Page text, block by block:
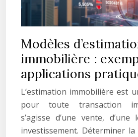
Modèles
immobilière :
applications
L’estimation immobilière est
pour toute transaction
s’agisse d’une vente,
investissement. Déterminer